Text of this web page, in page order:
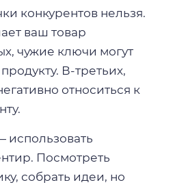
конкурентов нельзя.
ваш товар
чужие ключи могут
В-третьих,
относиться к
Посмотреть
собрать идеи, но